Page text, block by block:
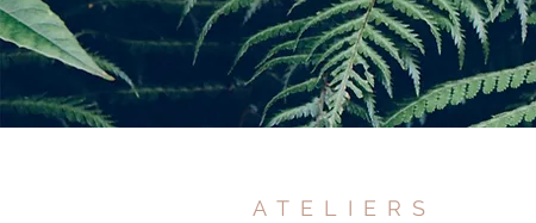
ATELIERS